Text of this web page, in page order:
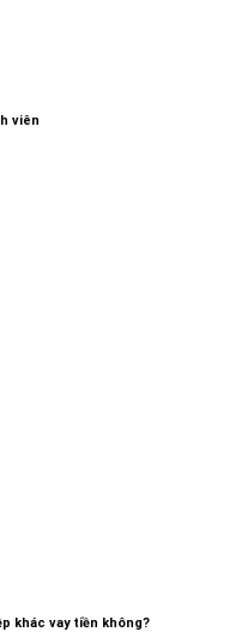
viên
khác vay tiền không?